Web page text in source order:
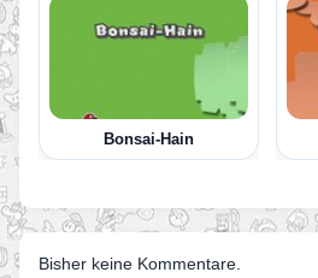
Bonsai-Hain
Bisher keine Kommentare.